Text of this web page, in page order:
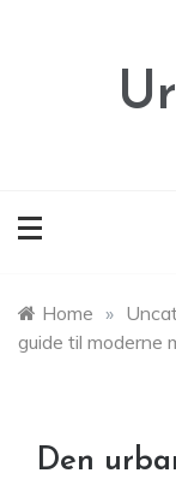
Home »
guide til moderne
Den